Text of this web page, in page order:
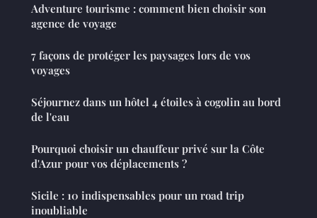
Adventure tourisme : comment bien choisir son
agence de voyage
7 façons de protéger les paysages lors de vos
voyages
Séjournez dans un hôtel 4 étoiles à cogolin au bord
de l'eau
Pourquoi choisir un chauffeur privé sur la Côte
d'Azur pour vos déplacements ?
Sicile : 10 indispensables pour un road trip
inoubliable